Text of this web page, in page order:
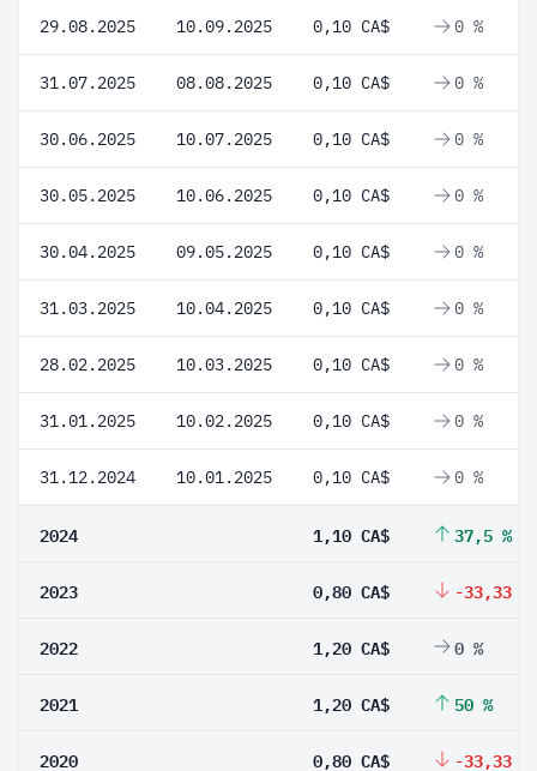
29.08.2025 10.09.2025 0,10 CA$ 0 %
31.07.2025 08.08.2025 0,10 CA$ 0 %
30.06.2025 10.07.2025 0,10 CA$ 0 %
30.05.2025 10.06.2025 0,10 CA$ 0 %
30.04.2025 09.05.2025 0,10 CA$ 0 %
31.03.2025 10.04.2025 0,10 CA$ 0 %
28.02.2025 10.03.2025 0,10 CA$ 0 %
31.01.2025 10.02.2025 0,10 CA$ 0 %
31.12.2024 10.01.2025 0,10 CA$ 0 %
2024 1,10 CA$ 37,5 %
2023 0,80 CA$ -33,33 %
2022 1,20 CA$ 0 %
2021 1,20 CA$ 50 %
2020 0,80 CA$ -33,33 %